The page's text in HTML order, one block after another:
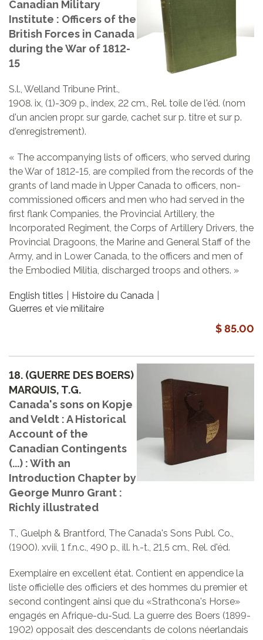
Canadian Military
Institute : Officers of the
British Forces in Canada
during the War of 1812-
15
S.l., Welland Tribune Print.,
1908. ix, (1)-309 p., index, 22 cm., Rel. toile de l'éd. (nom
d'un ancien propr. sur garde, cachet sur p. titre et sur p.
d'enregistrement).
« The accompanying lists of officers, who served during
the War of 1812-15, are compiled from the records of the
grants of land made in Upper Canada to officers, non-
commissioned officers and men who had served in the
first flank Companies, the Provincial Artillery, the
Incorporated Regiment, the Corps of Artillery Drivers, the
Provincial Dragoons, the Marine and General Staff of the
Army, and in Lower Canada, to the officers and men of
the Embodied Militia, discharged troops and others. »
English titles
Histoire du Canada
Guerres et vie militaire
$ 85.00
18. (GUERRE DES BOERS)
MARQUIS, T.G.
Canada's sons on Kopje
and Veldt : A Historical
Account of the
Canadian Contingents
(...) : With an
Introduction Chapter by
George Munro Grant :
Richly illustrated
T., Guelph & Brantford, The Canada's Sons Publ. Co.,
(1900). xviii, 1 f.n.c., 490 p., ill. h.-t., 21,5 cm., Rel. d'éd.
Exemplaire en excellent état. Contient en appendice la
liste officielle des officiers et des hommes du premier et
second contingent ainsi que du «Strathcona's Horse»
engagés en Afrique-du-Sud. La guerre des Boers (1899-
1902) opposait des descendants de colons néerlandais